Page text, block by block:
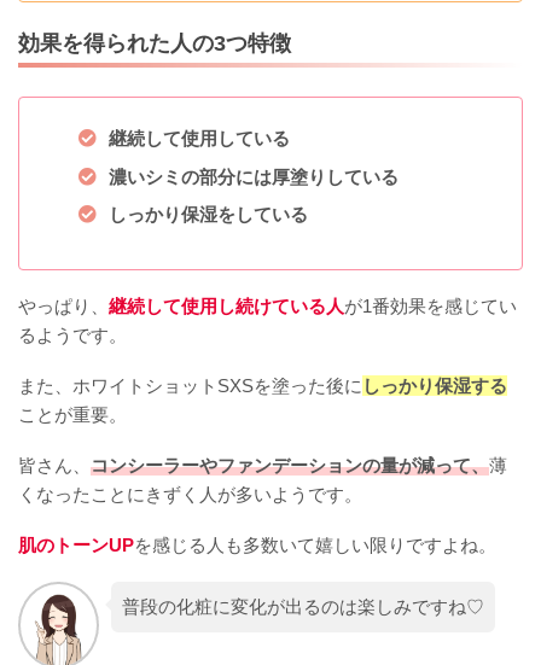
効果を得られた人の3つ特徴
継続して使用している
濃いシミの部分には厚塗りしている
しっかり保湿をしている
やっぱり、 継続して使用し続けている人が1番効果を感じてい
るようです。
また、ホワイトショットSXSを塗った後に しっかり保湿する
ことが重要。
皆さん、 コンシーラーやファンデーションの量が減って、薄
くなったことにきずく人が多いようです。
肌のトーンUPを感じる人も多数いて嬉しい限りですよね。
普段の化粧に変化が出るのは楽しみですね♡